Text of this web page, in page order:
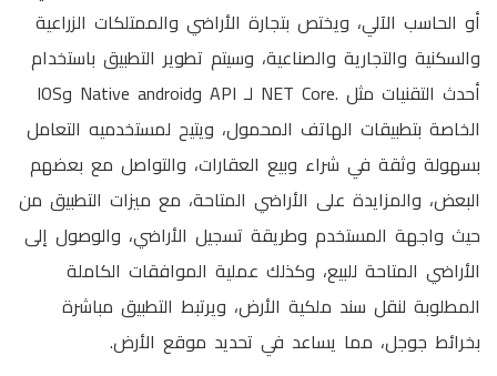
أو الحاسب الآلي، ويختص بتجارة الأراضي والممتلكات الزراعية
والسكنية والتجارية والصناعية، وسيتم تطوير التطبيق باستخدام
أحدث التقنيات مثل .NET Core لـ API وNative android وIOS
الخاصة بتطبيقات الهاتف المحمول، ويتيح لمستخدميه التعامل
بسهولة وثقة في شراء وبيع العقارات، والتواصل مع بعضهم
البعض، والمزايدة على الأراضي المتاحة، مع ميزات التطبيق من
حيث واجهة المستخدم وطريقة تسجيل الأراضي، والوصول إلى
الأراضي المتاحة للبيع، وكذلك عملية الموافقات الكاملة
المطلوبة لنقل سند ملكية الأرض، ويرتبط التطبيق مباشرة
بخرائط جوجل، مما يساعد في تحديد موقع الأرض.